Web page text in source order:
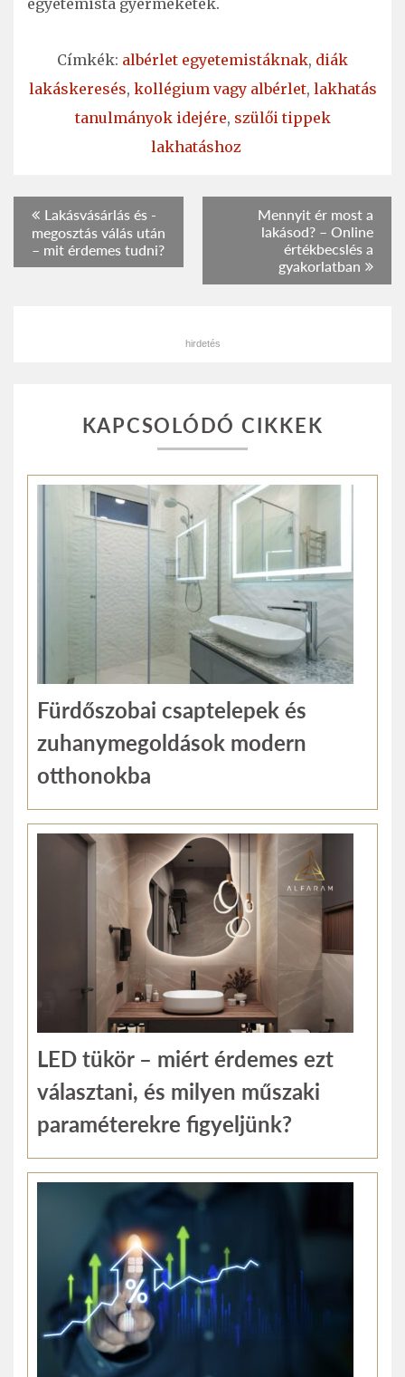
Címkék: albérlet egyetemistáknak, diák
lakáskeresés, kollégium vagy albérlet, lakhatás
tanulmányok idejére, szülői tippek
lakhatáshoz
Bejegyzés
navigáció
Lakásvásárlás és -
megosztás válás után
– mit érdemes tudni?
Mennyit ér most a
lakásod? – Online
értékbecslés a
gyakorlatban
hirdetés
KAPCSOLÓDÓ CIKKEK
Fürdőszobai csaptelepek és
zuhanymegoldások modern
otthonokba
LED tükör – miért érdemes ezt
választani, és milyen műszaki
paraméterekre figyeljünk?